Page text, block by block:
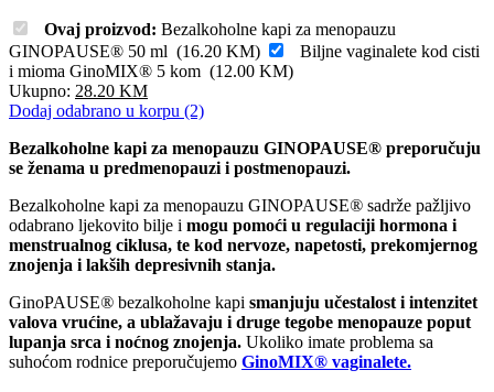
Ovaj proizvod: Bezalkoholne kapi za menopauzu
GINOPAUSE® 50 ml (16.20 KM)
Biljne vaginalete kod cisti
i mioma GinoMIX® 5 kom (12.00 KM)
Ukupno: 28.20 KM
Dodaj odabrano u korpu (2)
Bezalkoholne kapi za menopauzu GINOPAUSE® preporučuju
se ženama u predmenopauzi i postmenopauzi.
Bezalkoholne kapi za menopauzu GINOPAUSE® sadrže pažljivo
odabrano ljekovito bilje i mogu pomoći u regulaciji hormona i
menstrualnog ciklusa, te kod nervoze, napetosti, prekomjernog
znojenja i lakših depresivnih stanja.
GinoPAUSE® bezalkoholne kapi smanjuju učestalost i intenzitet
valova vrućine, a ublažavaju i druge tegobe menopauze poput
lupanja srca i noćnog znojenja. Ukoliko imate problema sa
suhoćom rodnice preporučujemo GinoMIX® vaginalete.